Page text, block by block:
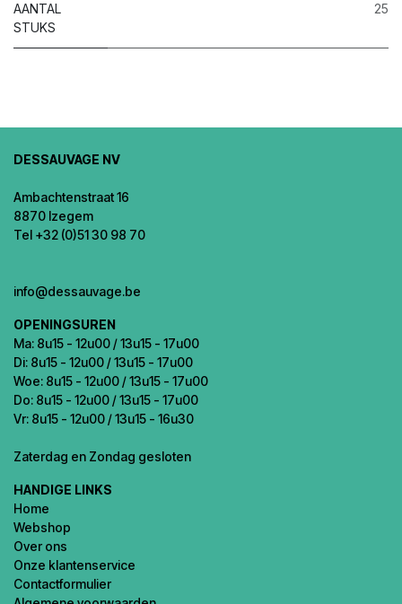
AANTAL
STUKS
25
DESSAUVAGE NV
Ambachtenstraat 16
8870 Izegem
Tel +32 (0)51 30 98 70
info@dessauvage.be
OPENINGSUREN
Ma: 8u15 - 12u00 / 13u15 - 17u00
Di: 8u15 - 12u00 / 13u15 - 17u00
Woe: 8u15 - 12u00 / 13u15 - 17u00
Do: 8u15 - 12u00 / 13u15 - 17u00
Vr: 8u15 - 12u00 / 13u15 - 16u30
Zaterdag en Zondag gesloten
HANDIGE LINKS
Home
Webshop
Over ons
Onze klantenservice
Contactformulier